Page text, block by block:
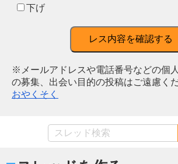
下げ
レス内容を確認する
※メールアドレスや電話番号などの個
の募集、出会い目的の投稿はご遠慮く
おやくそく